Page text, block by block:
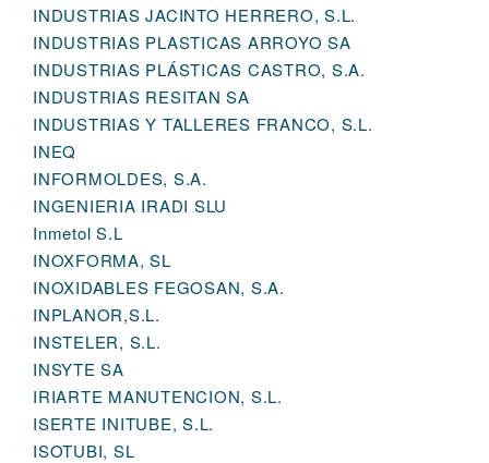
INDUSTRIAS JACINTO HERRERO, S.L.
INDUSTRIAS PLASTICAS ARROYO SA
INDUSTRIAS PLÁSTICAS CASTRO, S.A.
INDUSTRIAS RESITAN SA
INDUSTRIAS Y TALLERES FRANCO, S.L.
INEQ
INFORMOLDES, S.A.
INGENIERIA IRADI SLU
Inmetol S.L
INOXFORMA, SL
INOXIDABLES FEGOSAN, S.A.
INPLANOR,S.L.
INSTELER, S.L.
INSYTE SA
IRIARTE MANUTENCION, S.L.
ISERTE INITUBE, S.L.
ISOTUBI, SL